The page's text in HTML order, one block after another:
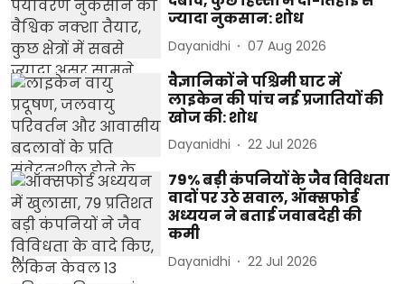
ज्यादा नुकसान: शोध
Dayanidhi 07 Aug 2026
वैज्ञानिकों ने पश्चिमी घाट में
लाइकेन की पांच नई प्रजातियों की
खोज की: शोध
Dayanidhi 22 Jul 2026
79% बड़ी कंपनियों के जैव विविधता
वादों पर उठे सवाल, ऑक्सफोर्ड
अध्ययन ने बताई जवाबदेही की
कमी
Dayanidhi 22 Jul 2026